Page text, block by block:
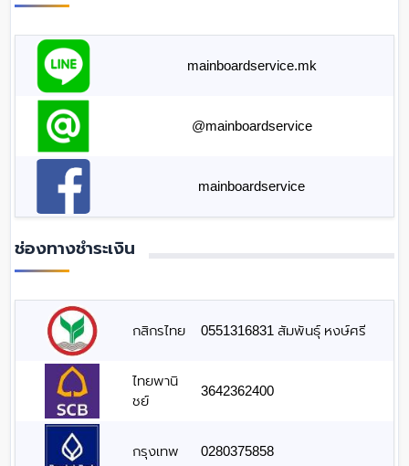
mainboardservice.mk
@mainboardservice
mainboardservice
ช่องทางชำระเงิน
กสิกรไทย 0551316831 สัมพันธุ์ หงษ์ศรี
ไทยพานิ
ชย์
3642362400
กรุงเทพ 0280375858